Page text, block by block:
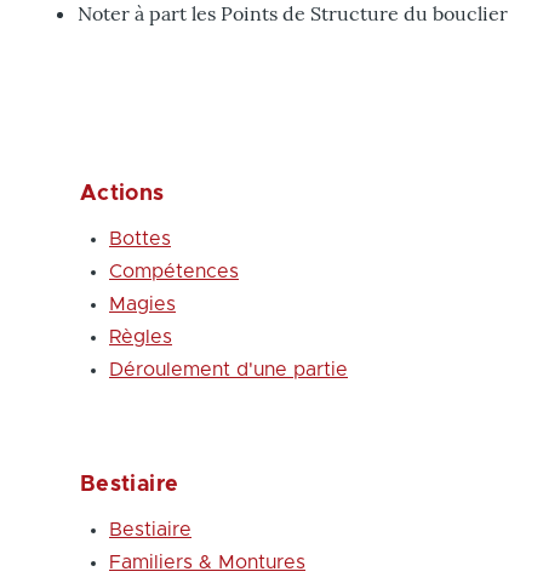
Noter à part les Points de Structure du bouclier
Actions
Bottes
Compétences
Magies
Règles
Déroulement d'une partie
Bestiaire
Bestiaire
Familiers & Montures